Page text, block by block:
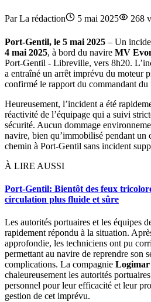
ParLa rédaction 5 mai 2025 268
Port-Gentil, le 5 mai 2025 – Un
4 mai 2025, à bord du navire MV
Port-Gentil - Libreville, vers 8h20.
a entraîné un arrêt imprévu du moteur
confirmé le rapport du commandant du
Heureusement, l’incident a été
réactivité de l’équipage qui a suivi
sécurité. Aucun dommage
navire, bien qu’immobilisé pendant un
chemin à Port-Gentil sans incident
À LIRE AUSSI
Port-Gentil: Bientôt des feux
circulation plus fluide et sûre
Les autorités portuaires et les équipes
rapidement répondu à la situation.
approfondie, les techniciens ont pu
permettant au navire de reprendre son
complications. La compagnie Logimar
chaleureusement les autorités
personnel pour leur efficacité et leur
gestion de cet imprévu.